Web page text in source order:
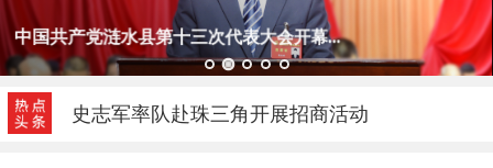
中国共产党涟水县第十三次代表大会开幕...
史志军率队赴珠三角开展招商活动